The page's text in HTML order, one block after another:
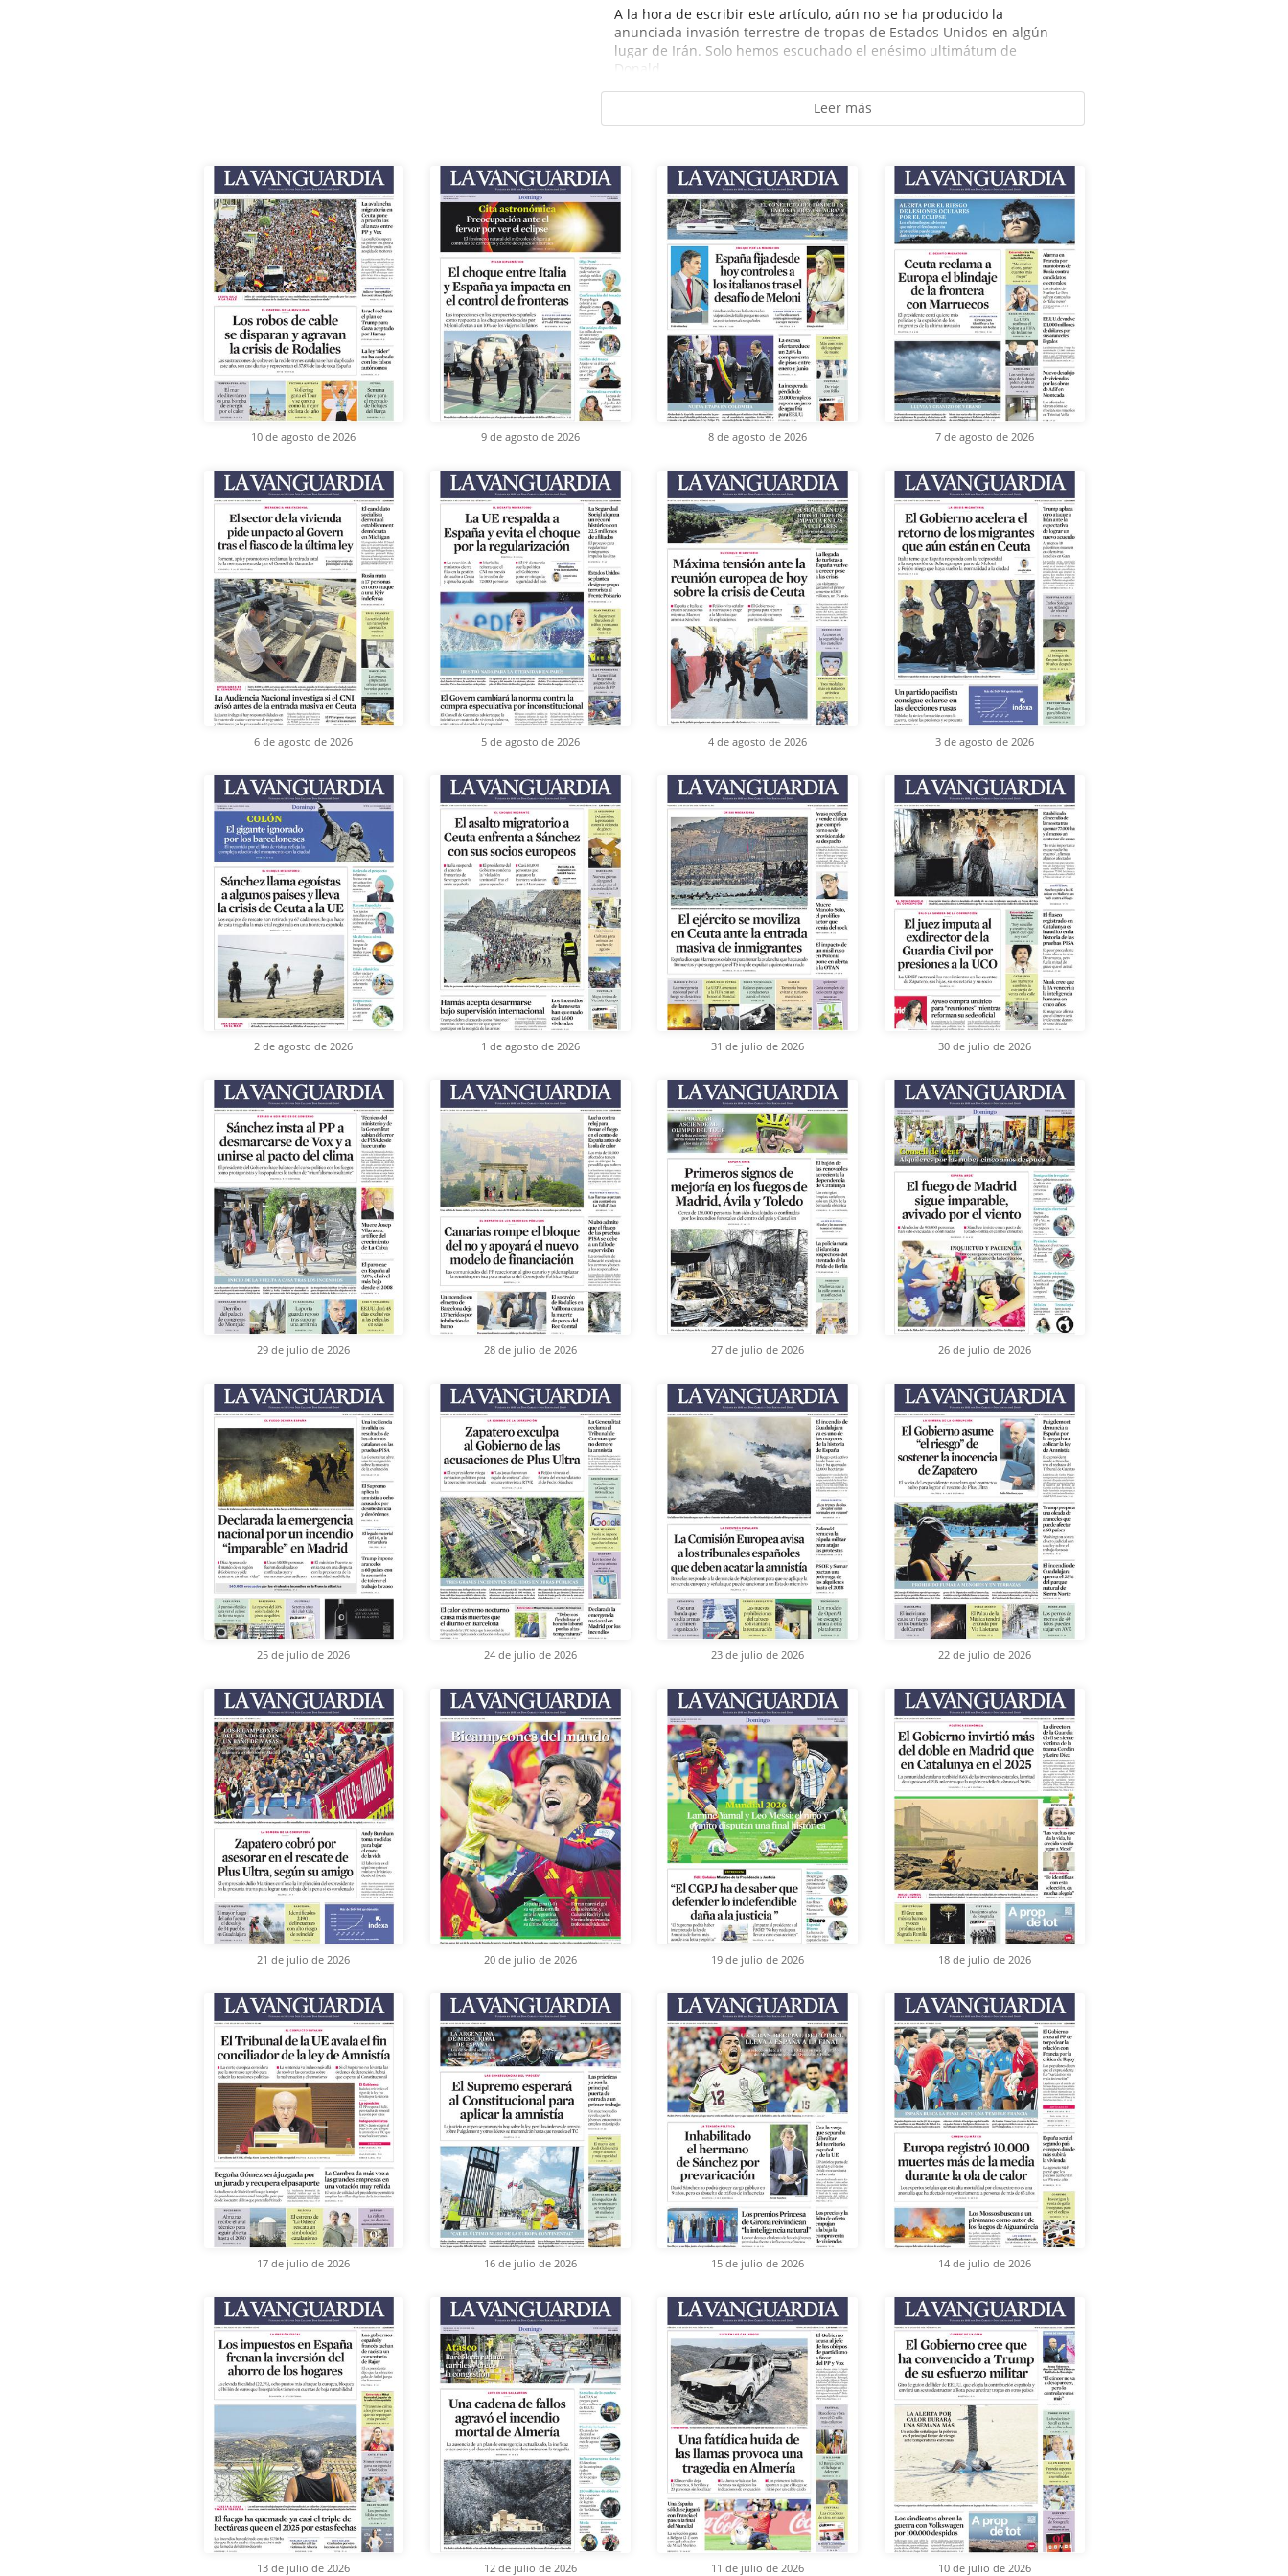
A la hora de escribir este artículo, aún no se ha producido la
anunciada invasión terrestre de tropas de Estados Unidos en algún
lugar de Irán. Solo hemos escuchado el enésimo ultimátum de
Donald...
Leer más
10 de agosto de 2026 9 de agosto de 2026 8 de agosto de 2026 7 de agosto de 2026
6 de agosto de 2026 5 de agosto de 2026 4 de agosto de 2026 3 de agosto de 2026
2 de agosto de 2026 1 de agosto de 2026 31 de julio de 2026 30 de julio de 2026
29 de julio de 2026 28 de julio de 2026 27 de julio de 2026 26 de julio de 2026
25 de julio de 2026 24 de julio de 2026 23 de julio de 2026 22 de julio de 2026
21 de julio de 2026 20 de julio de 2026 19 de julio de 2026 18 de julio de 2026
17 de julio de 2026 16 de julio de 2026 15 de julio de 2026 14 de julio de 2026
13 de julio de 2026 12 de julio de 2026 11 de julio de 2026 10 de julio de 2026